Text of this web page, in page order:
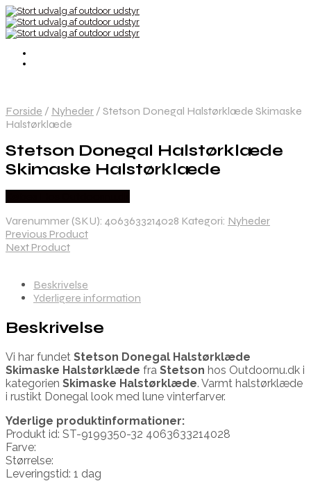
Forside / Nyheder / Stetson Donegal Halstørklæde Skimaske
Halstørklæde
Stetson Donegal Halstørklæde
Skimaske Halstørklæde
Varenummer (SKU): 4063633214028 Kategori: Nyheder
Previous Product
Next Product
Beskrivelse
Yderligere information
Beskrivelse
Vi har fundet Stetson Donegal Halstørklæde
Skimaske Halstørklæde fra Stetson hos Outdoornu.dk i
kategorien Skimaske Halstørklæde. Varmt halstørklæde
i rustikt Donegal look med lune vinterfarver.
Yderlige produktinformationer:
Produkt id: ST-9199350-32 4063633214028
Farve:
Størrelse:
Leveringstid: 1 dag